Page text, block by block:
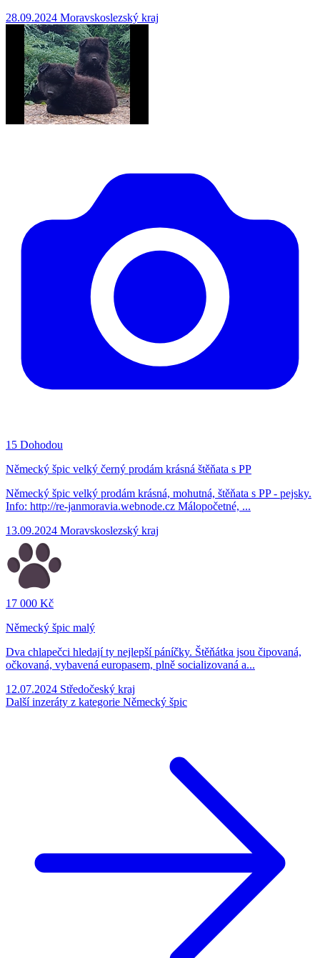
28.09.2024 Moravskoslezský kraj
15 Dohodou
Německý špic velký černý prodám krásná štěňata s PP
Německý špic velký prodám krásná, mohutná, štěňata s PP - pejsky.
Info: http://re-janmoravia.webnode.cz Málopočetné, ...
13.09.2024 Moravskoslezský kraj
17 000 Kč
Německý špic malý
Dva chlapečci hledají ty nejlepší páníčky. Štěňátka jsou čipovaná,
očkovaná, vybavená europasem, plně socializovaná a...
12.07.2024 Středočeský kraj
Další inzeráty z kategorie Německý špic